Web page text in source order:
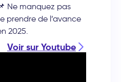
Ne manquez pas
prendre de l’avance
2025.
Voir sur Youtube